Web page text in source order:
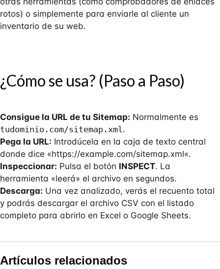
rotos) o simplemente para enviarle al cliente un
inventario de su web.
¿Cómo se usa? (Paso a Paso)
Consigue la URL de tu Sitemap: Normalmente es
tudominio.com/sitemap.xml.
Pega la URL: Introdúcela en la caja de texto central
donde dice «https://example.com/sitemap.xml«.
Inspeccionar: Pulsa el botón INSPECT. La
herramienta «leerá» el archivo en segundos.
Descarga: Una vez analizado, verás el recuento total
y podrás descargar el archivo CSV con el listado
completo para abrirlo en Excel o Google Sheets.
Artículos relacionados